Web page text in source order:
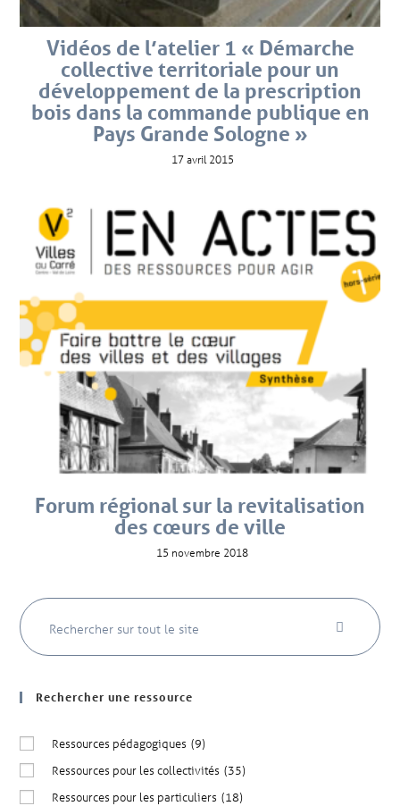
Vidéos de l’atelier 1 « Démarche
collective territoriale pour un
développement de la prescription
bois dans la commande publique en
Pays Grande Sologne »
17 avril 2015
Forum régional sur la revitalisation
des cœurs de ville
15 novembre 2018
Rechercher une ressource
Ressources pédagogiques (9)
Ressources pour les collectivités (35)
Ressources pour les particuliers (18)